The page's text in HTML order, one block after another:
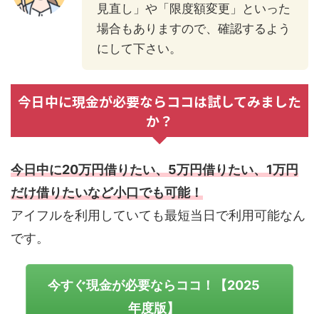
見直し」や「限度額変更」といった
場合もありますので、確認するよう
にして下さい。
今日中に現金が必要ならココは試してみました
か？
今日中に20万円借りたい、5万円借りたい、1万円
だけ借りたいなど小口でも可能！
アイフルを利用していても最短当日で利用可能なん
です。
今すぐ現金が必要ならココ！【2025
年度版】